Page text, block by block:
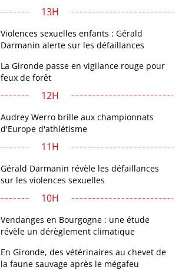
13H
Violences sexuelles enfants : Gérald
Darmanin alerte sur les défaillances
La Gironde passe en vigilance rouge pour
feux de forêt
12H
Audrey Werro brille aux championnats
d'Europe d'athlétisme
11H
Gérald Darmanin révèle les défaillances
sur les violences sexuelles
10H
Vendanges en Bourgogne : une étude
révèle un dérèglement climatique
En Gironde, des vétérinaires au chevet de
la faune sauvage après le mégafeu